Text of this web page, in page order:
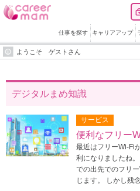
仕事を探す キャリアアップ
ようこそ ゲストさん
デジタルまめ知識
サービス
便利なフリー
最近はフリーWi-Fi
利になりましたね
での出先でのフリ
じます。 しかし残